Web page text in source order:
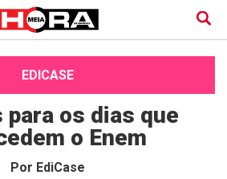
EDICASE
para os dias que
o Enem
Por EdiCase